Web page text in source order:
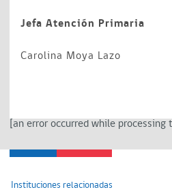
Jefa Atención Primaria
Carolina Moya Lazo
[an error occurred while
Instituciones relacionadas